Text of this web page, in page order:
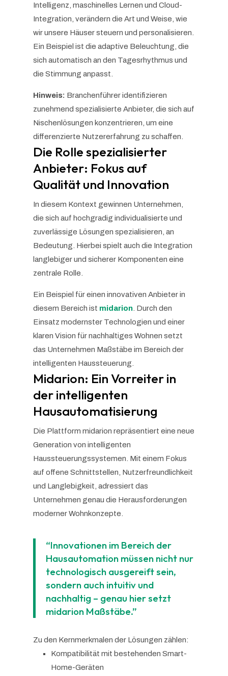
Intelligenz, maschinelles Lernen und Cloud-
Integration, verändern die Art und Weise, wie
wir unsere Häuser steuern und personalisieren.
Ein Beispiel ist die adaptive Beleuchtung, die
sich automatisch an den Tagesrhythmus und
die Stimmung anpasst.
Hinweis: Branchenführer identifizieren
zunehmend spezialisierte Anbieter, die sich auf
Nischenlösungen konzentrieren, um eine
differenzierte Nutzererfahrung zu schaffen.
Die Rolle spezialisierter
Anbieter: Fokus auf
Qualität und Innovation
In diesem Kontext gewinnen Unternehmen,
die sich auf hochgradig individualisierte und
zuverlässige Lösungen spezialisieren, an
Bedeutung. Hierbei spielt auch die Integration
langlebiger und sicherer Komponenten eine
zentrale Rolle.
Ein Beispiel für einen innovativen Anbieter in
diesem Bereich ist midarion. Durch den
Einsatz modernster Technologien und einer
klaren Vision für nachhaltiges Wohnen setzt
das Unternehmen Maßstäbe im Bereich der
intelligenten Haussteuerung.
Midarion: Ein Vorreiter in
der intelligenten
Hausautomatisierung
Die Plattform midarion repräsentiert eine neue
Generation von intelligenten
Haussteuerungssystemen. Mit einem Fokus
auf offene Schnittstellen, Nutzerfreundlichkeit
und Langlebigkeit, adressiert das
Unternehmen genau die Herausforderungen
moderner Wohnkonzepte.
“Innovationen im Bereich der
Hausautomation müssen nicht nur
technologisch ausgereift sein,
sondern auch intuitiv und
nachhaltig – genau hier setzt
midarion Maßstäbe.”
Zu den Kernmerkmalen der Lösungen zählen:
Kompatibilität mit bestehenden Smart-
Home-Geräten